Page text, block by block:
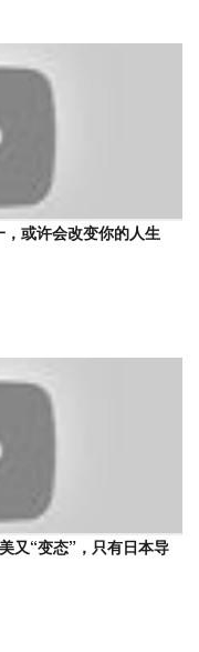
，或许会改变你的人生
又“变态”，只有日本导